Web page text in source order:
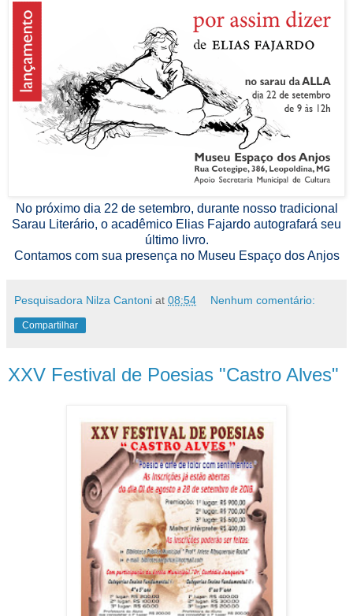
No próximo dia 22 de setembro, durante nosso tradicional
Sarau Literário, o acadêmico Elias Fajardo autografará seu
último livro.
Contamos com sua presença no Museu Espaço dos Anjos
Pesquisadora Nilza Cantoni at 08:54 Nenhum comentário:
Compartilhar
XXV Festival de Poesias "Castro Alves"